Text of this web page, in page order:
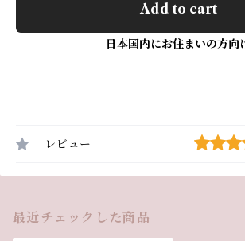
Add to cart
日本国内にお住まいの方向
レビュー
最近チェックした商品